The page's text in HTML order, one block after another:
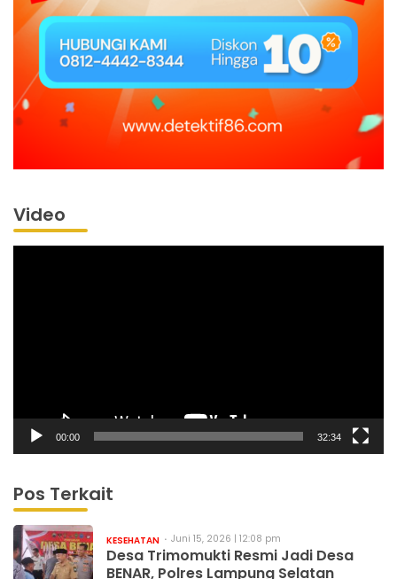
Video
00:00 32:34
Pos Terkait
KESEHATAN Juni 15, 2026 | 12:08 pm
Desa Trimomukti Resmi Jadi Desa
BENAR, Polres Lampung Selatan